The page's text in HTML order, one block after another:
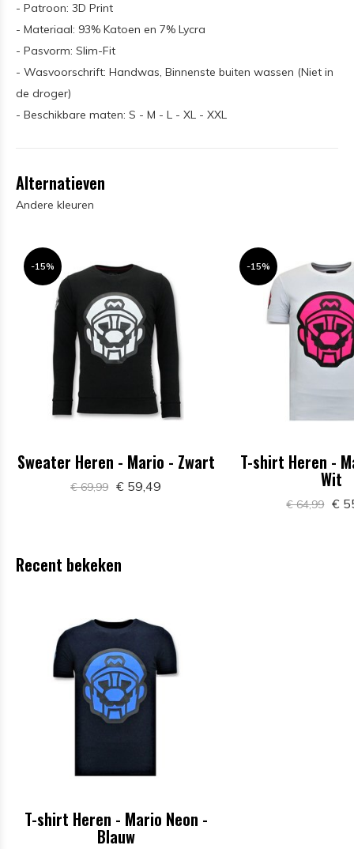
- Patroon: 3D Print
- Materiaal: 93% Katoen en 7% Lycra
- Pasvorm: Slim-Fit
- Wasvoorschrift: Handwas, Binnenste buiten wassen (Niet in
de droger)
- Beschikbare maten: S - M - L - XL - XXL
Alternatieven
Andere kleuren
-15%
Sweater Heren - Mario - Zwart
€ 69,99 € 59,49
-15%
T-shirt Heren -
Wit
€ 64,99 €
Recent bekeken
T-shirt Heren - Mario Neon -
Blauw